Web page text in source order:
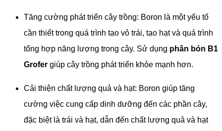
Tăng cường phát triển cây trồng: Boron là một yếu tố
cần thiết trong quá trình tạo vỏ trái, tạo hạt và quá trình
tổng hợp năng lượng trong cây. Sử dụng phân bón B1
Grofer giúp cây trồng phát triển khỏe mạnh hơn.
Cải thiện chất lượng quả và hạt: Boron giúp tăng
cường việc cung cấp dinh dưỡng đến các phần cây,
đặc biệt là trái và hạt, dẫn đến chất lượng quả và hạt